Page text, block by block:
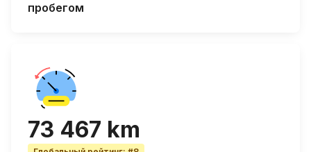
пробегом
73 467 km